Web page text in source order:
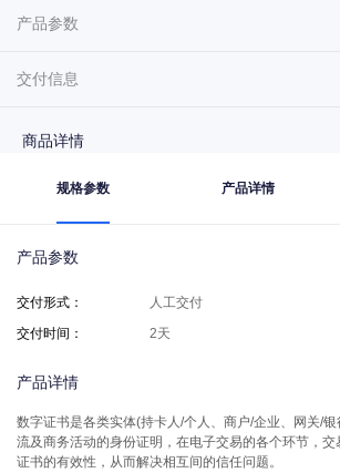
产品参数
交付信息
商品详情
规格参数 产品详情
产品参数
交付形式 ：
人工交付
交付时间 ： 2天
产品详情
数字证书是各类实体(持卡人/个人、商户/企业、网关/
流及商务活动的身份证明，在电子交易的各个环节，
证书的有效性，从而解决相互间的信任问题。